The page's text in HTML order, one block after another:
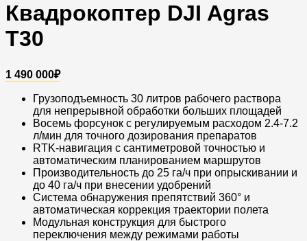
Квадрокоптер DJI Agras
T30
1 490 000₽
Грузоподъемность 30 литров рабочего раствора
для непрерывной обработки больших площадей
Восемь форсунок с регулируемым расходом 2.4-7.2
л/мин для точного дозирования препаратов
RTK-навигация с сантиметровой точностью и
автоматическим планированием маршрутов
Производительность до 25 га/ч при опрыскивании и
до 40 га/ч при внесении удобрений
Система обнаружения препятствий 360° и
автоматическая коррекция траектории полета
Модульная конструкция для быстрого
переключения между режимами работы